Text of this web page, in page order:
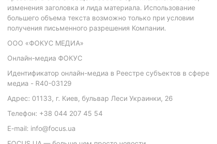
изменения заголовка и лида материала. Использование
большего объема текста возможно только при условии
получения письменного разрешения Компании.
ООО «ФОКУС МЕДИА»
Онлайн-медиа ФОКУС
Идентификатор онлайн-медиа в Реестре субъектов в сфере
медиа - R40-03129
Адрес: 01133, г. Киев, бульвар Леси Украинки, 26
Телефон: +38 044 207 45 54
E-mail: info@focus.ua